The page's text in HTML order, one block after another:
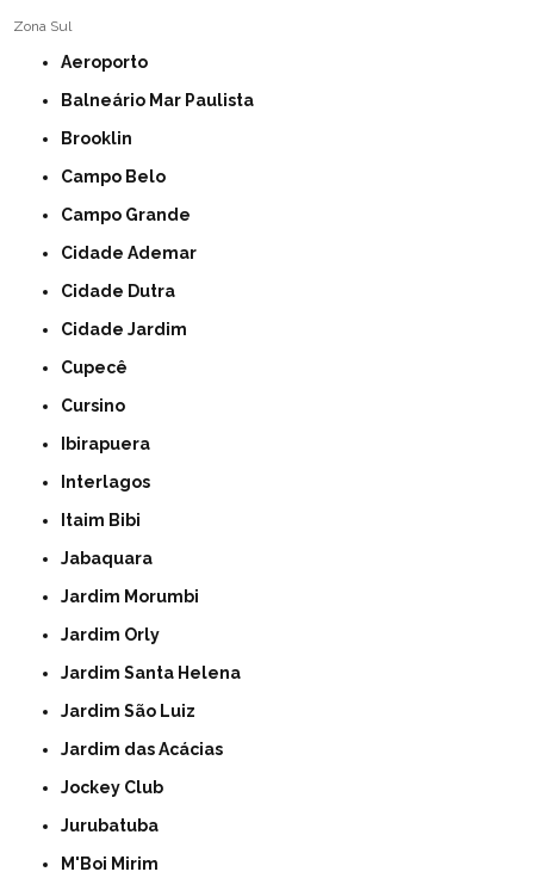
Zona Sul
Aeroporto
Balneário Mar Paulista
Brooklin
Campo Belo
Campo Grande
Cidade Ademar
Cidade Dutra
Cidade Jardim
Cupecê
Cursino
Ibirapuera
Interlagos
Itaim Bibi
Jabaquara
Jardim Morumbi
Jardim Orly
Jardim Santa Helena
Jardim São Luiz
Jardim das Acácias
Jockey Club
Jurubatuba
M'Boi Mirim